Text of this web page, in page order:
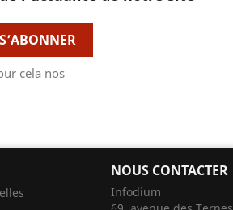
cela nos
NOUS CONTACTER
Infodium